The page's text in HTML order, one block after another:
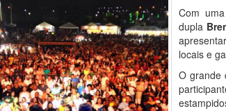
Com
dupla
locais e
O grande